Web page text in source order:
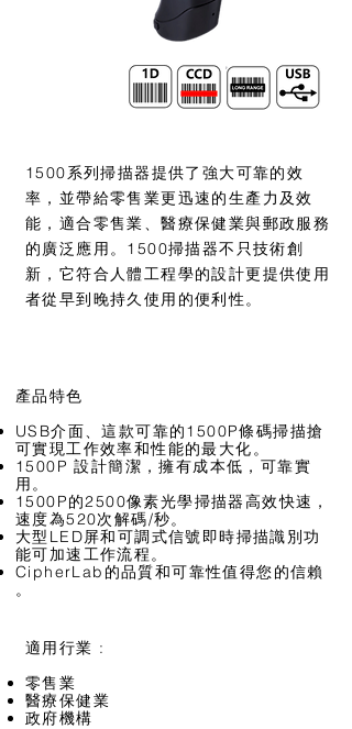
1500系列掃描器提供了強大可靠的效
率，並帶給零售業更迅速的生產力及效
能，適合零售業、醫療保健業與郵政服務
的廣泛應用。1500掃描器不只技術創
新，它符合人體工程學的設計更提供使用
者從早到晚持久使用的便利性。
​產品特色
USB介面、這款可靠的1500P條碼掃描搶
可實現工作效率和性能的最大化。
1500P 設計簡潔，擁有成本低，可靠實
用。
1500P的2500像素光學掃描器高效快速，
速度為520次解碼/秒。
大型LED屏和可調式信號即時掃描識別功
能可加速工作流程。
CipherLab的品質和可靠性值得您的信賴
。
適用行業 :
零售業
醫療保健業
政府機構